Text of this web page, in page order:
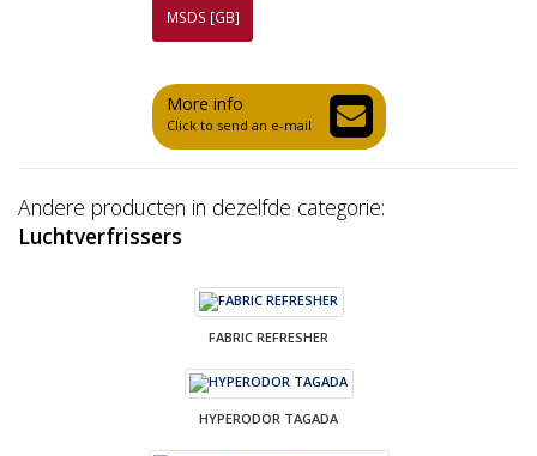
MSDS [GB]
More info
Click to send an e-mail
Andere producten in dezelfde categorie:
Luchtverfrissers
FABRIC REFRESHER
HYPERODOR TAGADA